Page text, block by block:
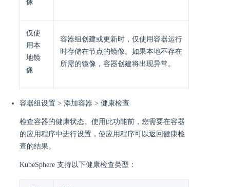
像
仅使
用本
地镜
像
容器组创建或更新时，仅使用容器运行
时存储在节点的镜像。如果本地不存在
所需的镜像，容器创建将出现异常。
容器组设置 > 添加容器 > 健康检查
检查容器的健康状态。使用此功能前，您需要在容器
的应用程序中进行设置，使应用程序可以返回健康检
查的结果。
KubeSphere 支持以下健康检查类型：